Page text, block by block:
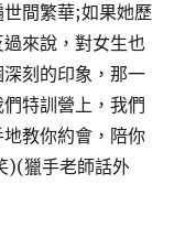
間繁華;如果她歷
來說，對女生也
刻的印象，那一
特訓營上，我們
教你約會，陪你
)(獵手老師話外